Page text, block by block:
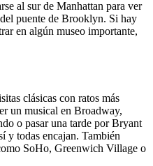
al sur de Manhattan para ver
puente de Brooklyn. Si hay
en algún museo importante,
clásicas con ratos más
un musical en Broadway,
o pasar una tarde por Bryant
y todas encajan. También
SoHo, Greenwich Village o